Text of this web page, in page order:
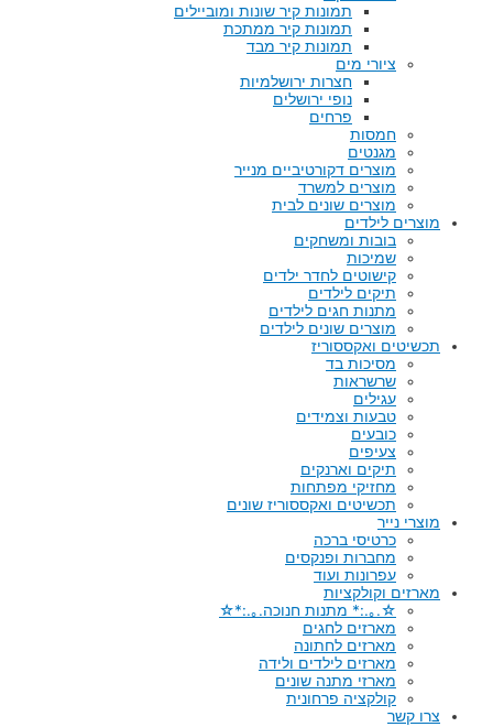
תמונות קיר שונות ומוביילים
תמונות קיר ממתכת
תמונות קיר מבד
ציורי מים
חצרות ירושלמיות
נופי ירושלים
פרחים
חמסות
מגנטים
מוצרים דקורטיביים מנייר
מוצרים למשרד
מוצרים שונים לבית
מוצרים לילדים
בובות ומשחקים
שמיכות
קישוטים לחדר ילדים
תיקים לילדים
מתנות חגים לילדים
מוצרים שונים לילדים
תכשיטים ואקססוריז
מסיכות בד
שרשראות
עגילים
טבעות וצמידים
כובעים
צעיפים
תיקים וארנקים
מחזיקי מפתחות
תכשיטים ואקססוריז שונים
מוצרי נייר
כרטיסי ברכה
מחברות ופנקסים
עפרונות ועוד
מארזים וקולקציות
☆.｡.:* מתנות חנוכה.｡.:*☆
מארזים לחגים
מארזים לחתונה
מארזים לילדים ולידה
מארזי מתנה שונים
קולקציה פרחונית
צרו קשר